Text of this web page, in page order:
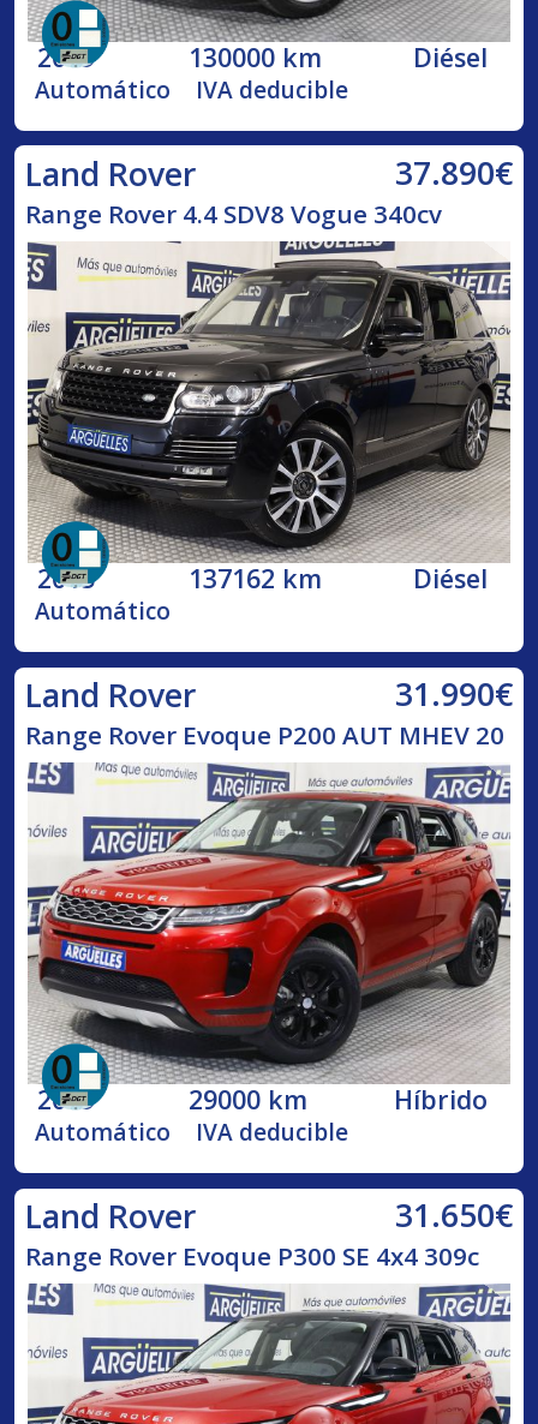
2019 130000 km Diésel
Automático IVA deducible
Land Rover 37.890€
Range Rover 4.4 SDV8 Vogue 340cv
2015 137162 km Diésel
Automático
Land Rover 31.990€
Range Rover Evoque P200 AUT MHEV 20
2019 29000 km Híbrido
Automático IVA deducible
Land Rover 31.650€
Range Rover Evoque P300 SE 4x4 309c